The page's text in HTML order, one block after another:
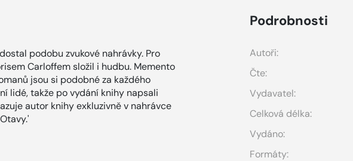
podobu zvukové nahrávky. Pro
Carloffem složil i hudbu. Memento
jsou si podobné za každého
lidé, takže po vydání knihy napsali
autor knihy exkluzivně v nahrávce
Podrobnosti
Autoři:
Čte:
Vydavatel:
Celková délka:
Vydáno:
Formáty: